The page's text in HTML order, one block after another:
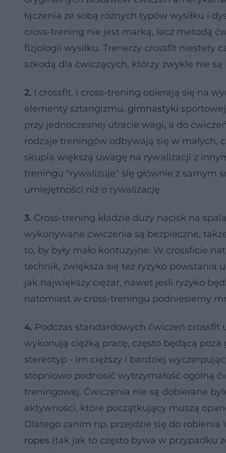
łączenia ze sobą różnych typów wysiłku i
cross-trening nie jest marką, lecz metodą
fizjologii wysiłku. Trenerzy crossfit niestety
szkodą dla ćwiczących, którzy zwykle nie
2. I crossfit, i cross-trening opierają się na
elementy sztangizmu, gimnastyki
przy jednoczesnej utracie wagi, a do
rodzaje treningów odbywają się w małych,
skupia większą uwagę na rywalizacji z
treningu "rywalizuje" się głównie z samym
umiejętności niż o rywalizację.
3. Cross-trening kładzie duży nacisk na
wykonywane ćwiczenia są bezpieczne,
to, by były mało kontuzyjne. W crossficie
technik, zwiększa się też ryzyko powstania
jak największy ciężar, nawet jeśli ryzyko
natomiast w cross-treningu podniesiemy
4. Podczas standardowych ćwiczeń
wykonują ciężką pracę, często będącą
stereotyp - im cięższy i bardziej
stopniowo podnosić wytrzymałość ogólną
treningowej. Ćwiczenia nie są dobierane
aktywności, które początkujący muszą
Dlatego zanim np. przejdzie się do robienia
ropes (tak jak to często bywa w przypadku